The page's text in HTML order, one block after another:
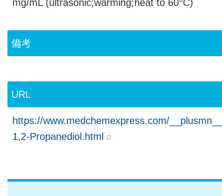
mg/mL (ultrasonic;warming;heat to 60°C)
備考
URL
https://www.medchemexpress.com/
1,2-Propanediol.html